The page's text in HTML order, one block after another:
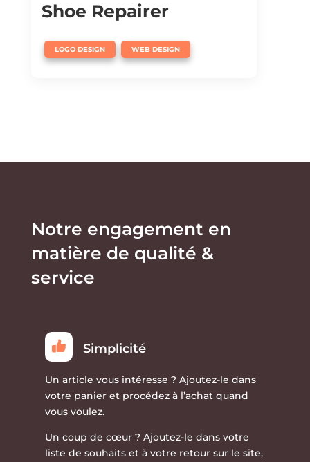
Shoe Repairer
LOGO DESIGN
,
WEB DESIGN
Notre engagement en
matière de qualité &
service
Simplicité
Un article vous intéresse ? Ajoutez-le dans
votre panier et procédez à l’achat quand
vous voulez.
Un coup de cœur ? Ajoutez-le dans votre
liste de souhaits et à votre retour sur le site,